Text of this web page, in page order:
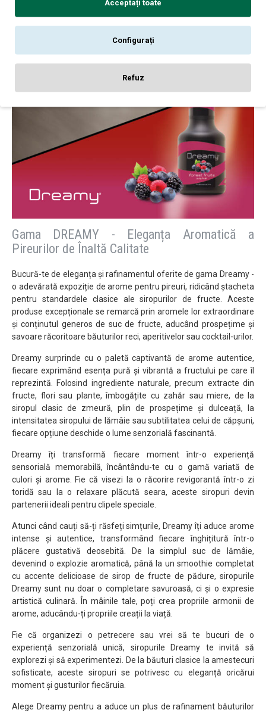
Gama DREAMY - Eleganța Aromatică a
Pireurilor de Înaltă Calitate
Bucură-te de eleganța și rafinamentul oferite de gama Dreamy -
o adevărată expoziție de arome pentru pireuri, ridicând ștacheta
pentru standardele clasice ale siropurilor de fructe. Aceste
produse excepționale se remarcă prin aromele lor extraordinare
și conținutul generos de suc de fructe, aducând prospețime și
savoare răcoritoare băuturilor reci, aperitivelor sau cocktail-urilor.
Dreamy surprinde cu o paletă captivantă de arome autentice,
fiecare exprimând esența pură și vibrantă a fructului pe care îl
reprezintă. Folosind ingrediente naturale, precum extracte din
fructe, flori sau plante, îmbogățite cu zahăr sau miere, de la
siropul clasic de zmeură, plin de prospețime și dulceață, la
intensitatea siropului de lămâie sau subtilitatea celui de căpșuni,
fiecare opțiune deschide o lume senzorială fascinantă.
Dreamy îți transformă fiecare moment într-o experiență
sensorială memorabilă, încântându-te cu o gamă variată de
culori și arome. Fie că visezi la o răcorire revigorantă într-o zi
toridă sau la o relaxare plăcută seara, aceste siropuri devin
partenerii ideali pentru clipele speciale.
Atunci când cauți să-ți răsfeți simțurile, Dreamy îți aduce arome
intense și autentice, transformând fiecare înghițitură într-o
plăcere gustativă deosebită. De la simplul suc de lămâie,
devenind o explozie aromatică, până la un smoothie completat
cu accente delicioase de sirop de fructe de pădure, siropurile
Dreamy sunt nu doar o completare savuroasă, ci și o expresie
artistică culinară. În mâinile tale, poți crea propriile armonii de
arome, aducându-ți propriile creații la viață.
Fie că organizezi o petrecere sau vrei să te bucuri de o
experiență senzorială unică, siropurile Dreamy te invită să
explorezi și să experimentezi. De la băuturi clasice la amestecuri
sofisticate, aceste siropuri se potrivesc cu eleganță oricărui
moment și gusturilor fiecăruia.
Alege Dreamy pentru a aduce un plus de rafinament băuturilor
Acceptați toate
Configurați
Refuz